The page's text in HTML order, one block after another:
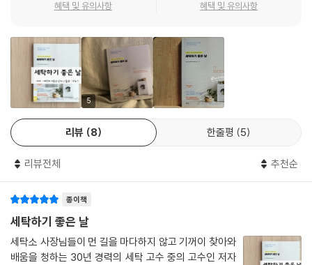
세탁과 관리 Q&A
의류나 침구류 사용 가능 기간
훼손된 세탁물 올바르게 보상받는 법
방법부터 집에서 쉽게 옷에 풀 먹이는 법, 30년 장인의 특급 복원 비법까
지 모두 알아보세요. 아끼는 옷과 가방, 모자나 신발까지 오래도록 깨끗하
게 입고 쓸 수 있을 겁니다.
세탁할 때 매번 궁금했지만 물어볼 곳이 없다면?
알아두면 무조건 도움 되는 세탁 상식
과탄산소다를 찬물에 녹여서 사용하면 안 될까요? 이불 빨래를 할 때 꼭 세
오래 담그면 이염이나 수축 등의 문제가 발생할 수 있어서 추천하지 않습
면 이불의 종류에 맞는 완벽한 세탁을 할 수 있습니다. 세탁기 관리법부터
털 세탁법, 올바른 락스 사용법까지! 알아두면 무조건 도움 되는 세탁 상식
을 만나보세요!
혜택 및 유의사항 혜택 및 유의사항
5
리뷰 8 한줄평 5
리뷰전체 추천순
종이책
세탁하기 좋은 날
세탁소 사장님들이 먼 길을 마다하지 않고 기꺼이 찾아와
배움을 청하는 30년 경력의 세탁 고수 중의 고수인 저자